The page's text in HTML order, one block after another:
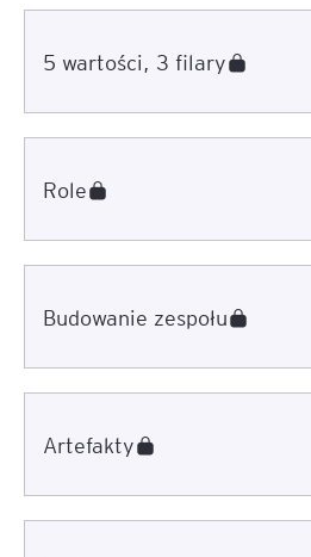
5 wartości, 3 filary
Role
Budowanie zespołu
Artefakty